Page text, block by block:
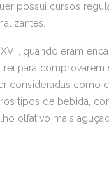
possui cursos
quando eram
para comprovarem
consideradas como
tipos de bebida,
olfativo mais